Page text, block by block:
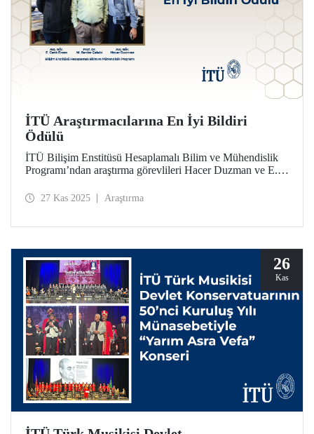
İTÜ Araştırmacılarına En İyi Bildiri
Ödülü
İTÜ Bilişim Enstitüsü Hesaplamalı Bilim ve Mühendislik
Programı’ndan araştırma görevlileri Hacer Duzman ve E.
hazırladıkları çalışmayla European Simulation and
27 Kas 2025 Araştırma
26
Kas